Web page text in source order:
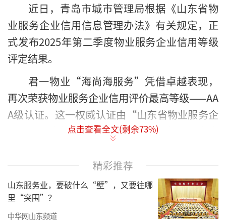
近日，青岛市城市管理局根据《山东省物
业服务企业信用信息管理办法》有关规定，正
式发布2025年第二季度物业服务企业信用等级
评定结果。
君一物业“海尚海服务”凭借卓越表现，
再次荣获物业服务企业信用评价最高等级——AA
A级认证。这一权威认证由“山东省物业服务企
业信用信息管理系统”实时生成，彰显了海尚
点击查看全文(剩余73%)
精彩推荐
山东服务业，要破什么“壁”，又要往哪
里“突围”？
中华网山东频道